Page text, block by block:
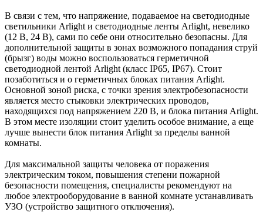
В связи с тем, что напряжение, подаваемое на светодиодные
светильники Arlight и светодиодные ленты Arlight, невелико
(12 В, 24 В), сами по себе они относительно безопасны. Для
дополнительной защиты в зонах возможного попадания струй
(брызг) воды можно воспользоваться герметичной
светодиодной лентой Arlight (класс IP65, IP67). Стоит
позаботиться и о герметичных блоках питания Arlight.
Основной зоной риска, с точки зрения электробезопасности
является место стыковки электрических проводов,
находящихся под напряжением 220 В, и блока питания Arlight.
В этом месте изоляции стоит уделить особое внимание, а еще
лучше вынести блок питания Arlight за пределы ванной
комнаты.
Для максимальной защиты человека от поражения
электрическим током, повышения степени пожарной
безопасности помещения, специалисты рекомендуют на
любое электрооборудование в ванной комнате устанавливать
УЗО (устройство защитного отключения).